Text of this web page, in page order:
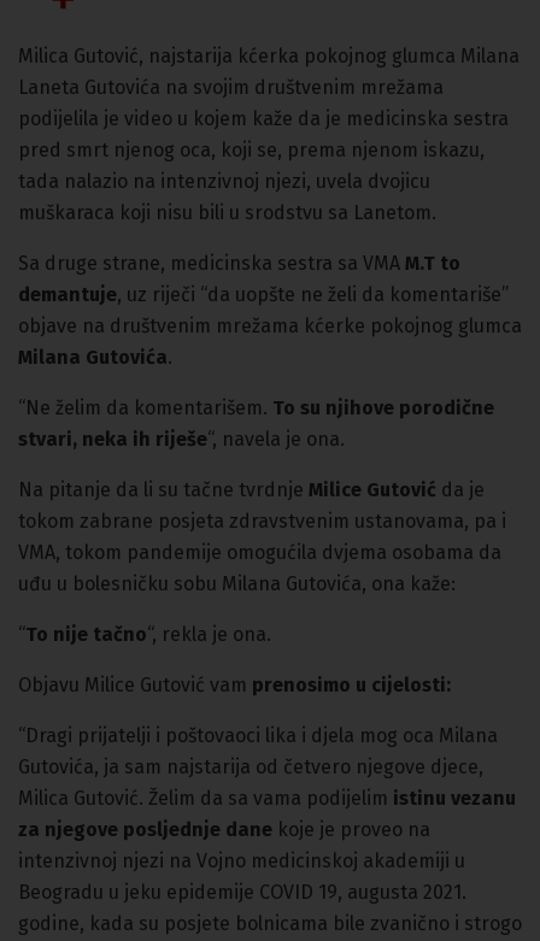
Milica Gutović, najstarija kćerka pokojnog glumca Milana
Laneta Gutovića na svojim društvenim mrežama
podijelila je video u kojem kaže da je medicinska sestra
pred smrt njenog oca, koji se, prema njenom iskazu,
tada nalazio na intenzivnoj njezi, uvela dvojicu
muškaraca koji nisu bili u srodstvu sa Lanetom.
Sa druge strane, medicinska sestra sa VMA M.T to
demantuje, uz riječi “da uopšte ne želi da komentariše”
objave na društvenim mrežama kćerke pokojnog glumca
Milana Gutovića.
“Ne želim da komentarišem. To su njihove porodične
stvari, neka ih riješe“, navela je ona.
Na pitanje da li su tačne tvrdnje Milice Gutović da je
tokom zabrane posjeta zdravstvenim ustanovama, pa i
VMA, tokom pandemije omogućila dvjema osobama da
uđu u bolesničku sobu Milana Gutovića, ona kaže:
“To nije tačno“, rekla je ona.
Objavu Milice Gutović vam prenosimo u cijelosti:
“Dragi prijatelji i poštovaoci lika i djela mog oca Milana
Gutovića, ja sam najstarija od četvero njegove djece,
Milica Gutović. Želim da sa vama podijelim istinu vezanu
za njegove posljednje dane koje je proveo na
intenzivnoj njezi na Vojno medicinskoj akademiji u
Beogradu u jeku epidemije COVID 19, augusta 2021.
godine, kada su posjete bolnicama bile zvanično i strogo